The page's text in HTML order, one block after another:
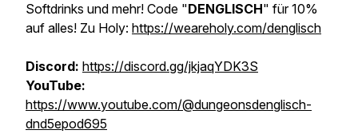
Softdrinks und mehr! Code "DENGLISCH" für 10%
auf alles! Zu Holy: https://weareholy.com/denglisch
Discord: https://discord.gg/jkjaqYDK3S
YouTube:
https://www.youtube.com/@dungeonsdenglisch-
dnd5epod695